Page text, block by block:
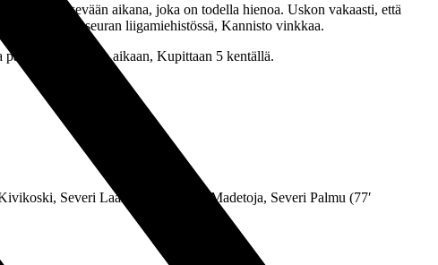
kevään aikana, joka on todella hienoa. Uskon vakaasti, että
kasvo seuran liigamiehistössä, Kannisto vinkkaa.
ja samaan aikaan, Kupittaan 5 kentällä.
Severi Laaksonen, Joonas Madetoja, Severi Palmu (77′